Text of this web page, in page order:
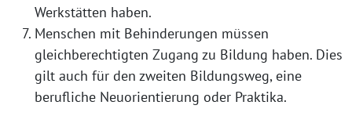
Werkstätten haben.
Menschen mit Behinderungen müssen
gleichberechtigten Zugang zu Bildung haben. Dies
gilt auch für den zweiten Bildungsweg, eine
berufliche Neuorientierung oder Praktika.